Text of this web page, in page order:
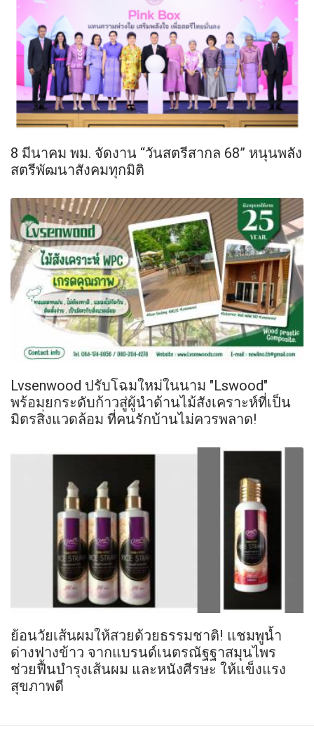
8 มีนาคม พม. จัดงาน “วันสตรีสากล 68” หนุนพลัง
สตรีพัฒนาสังคมทุกมิติ
Lvsenwood ปรับโฉมใหม่ในนาม "Lswood"
พร้อมยกระดับก้าวสู่ผู้นำด้านไม้สังเคราะห์ที่เป็น
มิตรสิ่งแวดล้อม ที่คนรักบ้านไม่ควรพลาด!
ย้อนวัยเส้นผมให้สวยด้วยธรรมชาติ! แชมพูน้ำ
ด่างฟางข้าว จากแบรนด์เนตรณัฐฐาสมุนไพร
ช่วยฟื้นบำรุงเส้นผม และหนังศีรษะ ให้แข็งแรง
สุขภาพดี